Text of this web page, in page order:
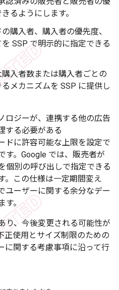
るようにします。
購入者、購入者の優先度、
SSP で明示的に指定できる
入者数または購入者ごとの
メカニズムを SSP に提供し
ロジーが、連携する他の広告
する必要がある
ドに許容可能な上限を設定で
す。Google では、販売者が
個別の呼び出しで指定できる
。この仕様は一定期間変え
ユーザーに関する余分なデー
す。
り、今後変更される可能性が
正使用とサイズ制限のための
に関する考慮事項に沿って行